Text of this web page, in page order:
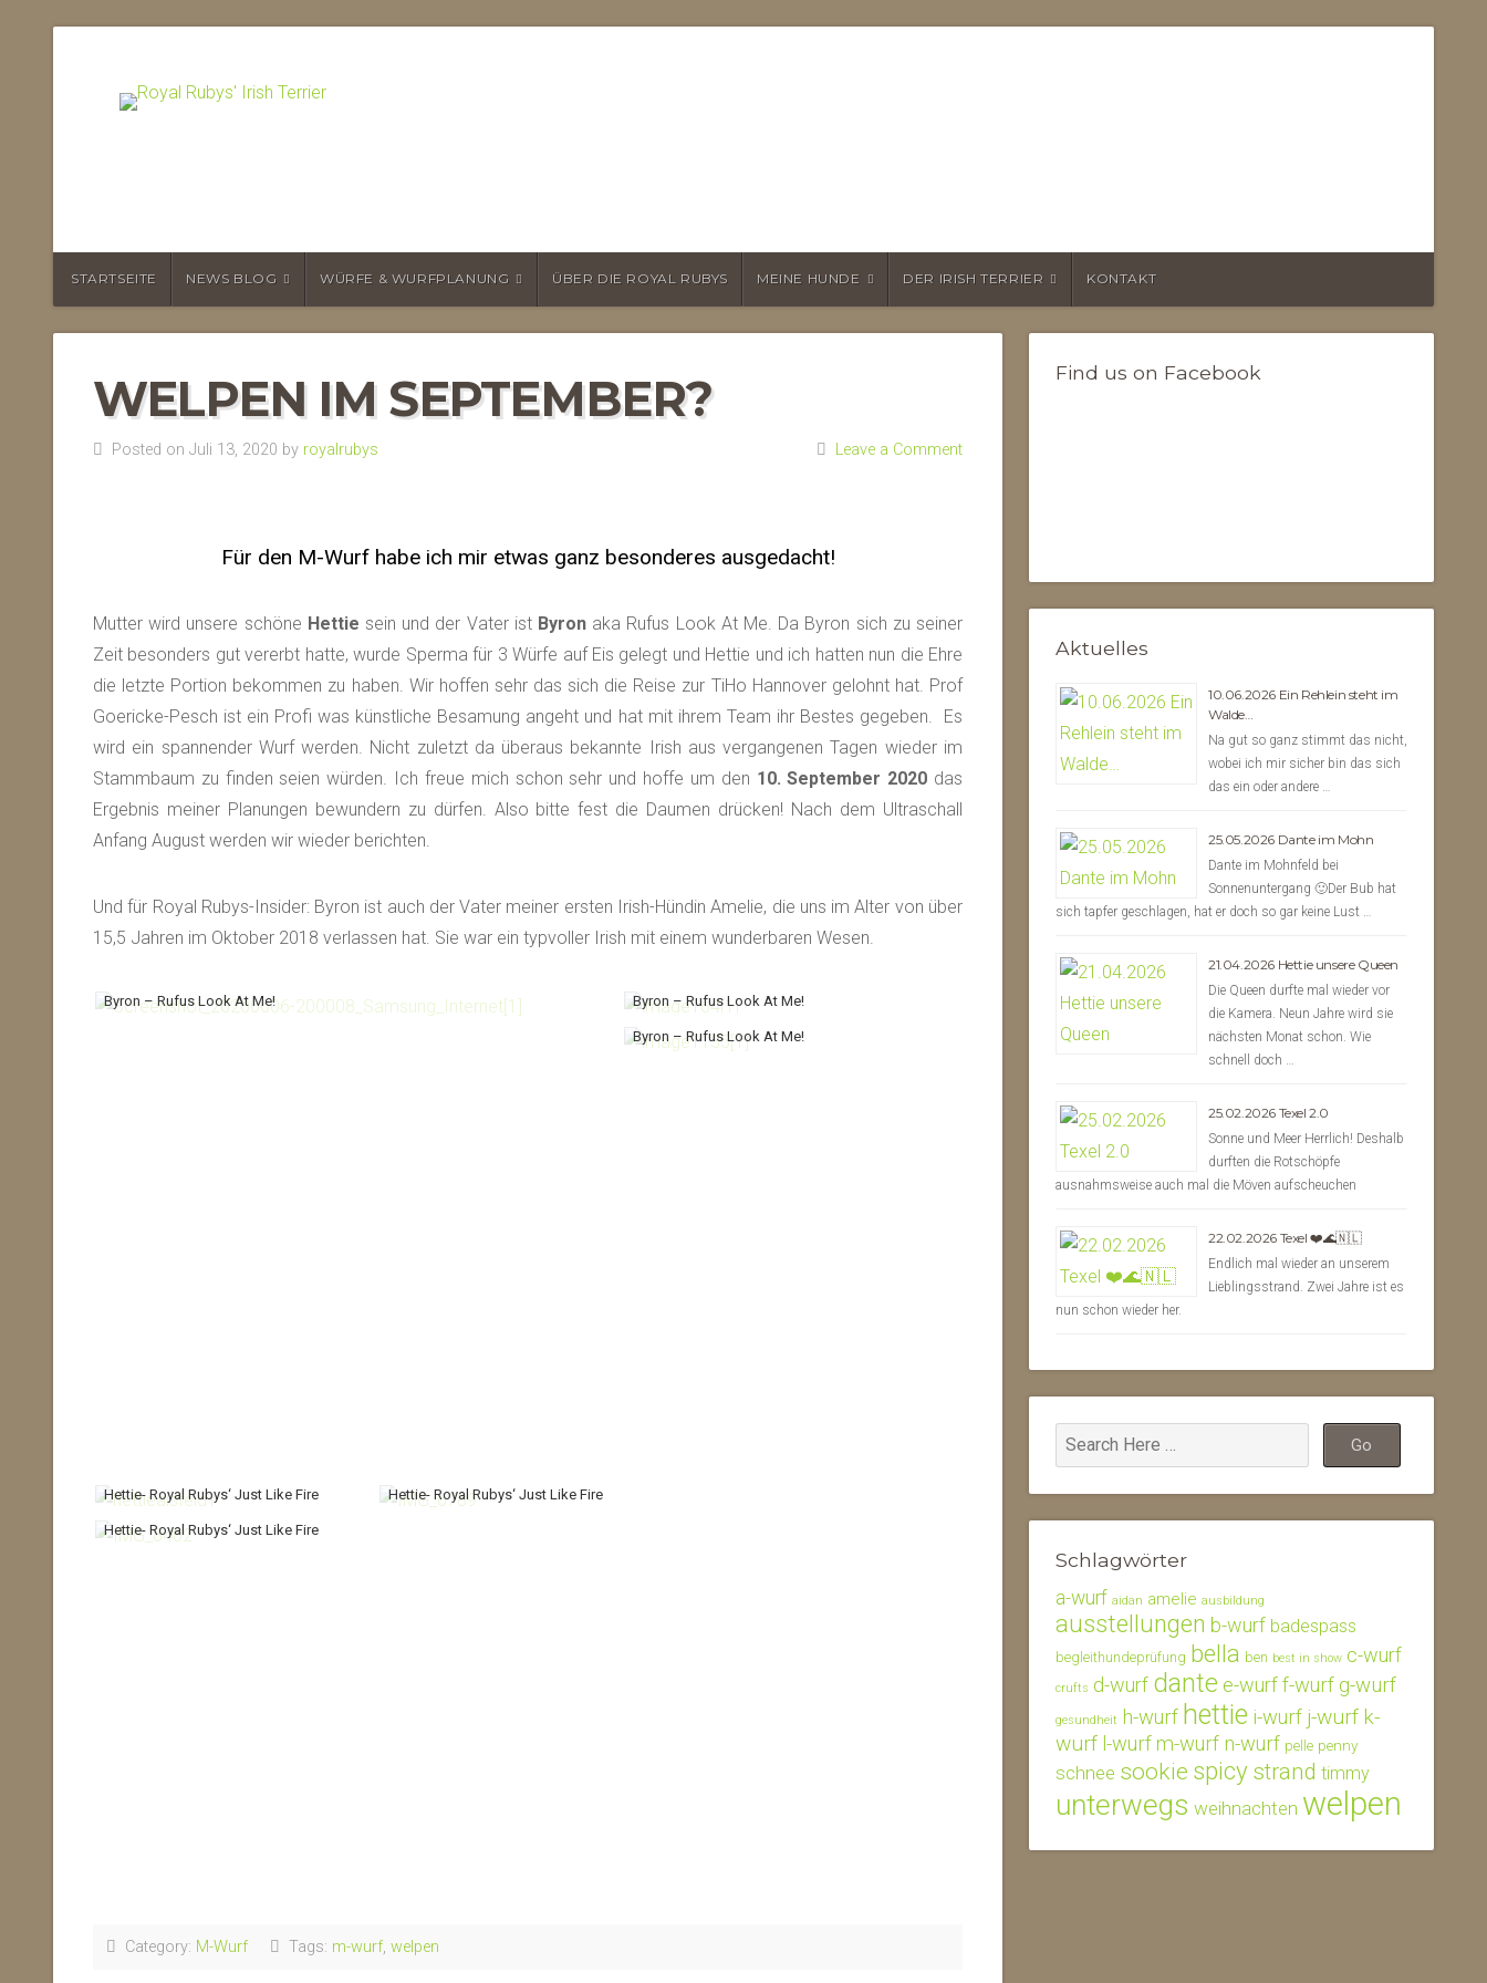
STARTSEITE NEWS BLOG WÜRFE & WURFPLANUNG ÜBER DIE ROYAL RUBYS MEINE HUNDE DER IRISH TERRIER KONTAKT
WELPEN IM SEPTEMBER?
Posted on Juli 13, 2020 by royalrubys Leave a Comment
Für den M-Wurf habe ich mir etwas ganz besonderes ausgedacht!
Mutter wird unsere schöne Hettie sein und der Vater ist Byron aka Rufus Look At Me. Da Byron sich zu seiner
Zeit besonders gut vererbt hatte, wurde Sperma für 3 Würfe auf Eis gelegt und Hettie und ich hatten nun die Ehre
die letzte Portion bekommen zu haben. Wir hoffen sehr das sich die Reise zur TiHo Hannover gelohnt hat. Prof
Goericke-Pesch ist ein Profi was künstliche Besamung angeht und hat mit ihrem Team ihr Bestes gegeben. Es
wird ein spannender Wurf werden. Nicht zuletzt da überaus bekannte Irish aus vergangenen Tagen wieder im
Stammbaum zu finden seien würden. Ich freue mich schon sehr und hoffe um den 10. September 2020 das
Ergebnis meiner Planungen bewundern zu dürfen. Also bitte fest die Daumen drücken! Nach dem Ultraschall
Anfang August werden wir wieder berichten.
Und für Royal Rubys-Insider: Byron ist auch der Vater meiner ersten Irish-Hündin Amelie, die uns im Alter von über
15,5 Jahren im Oktober 2018 verlassen hat. Sie war ein typvoller Irish mit einem wunderbaren Wesen.
Byron – Rufus Look At Me! Byron – Rufus Look At Me!
Byron – Rufus Look At Me!
Hettie- Royal Rubys‘ Just Like Fire
Hettie- Royal Rubys‘ Just Like Fire
Hettie- Royal Rubys‘ Just Like Fire
Category: M-Wurf Tags: m-wurf, welpen
Find us on Facebook
Aktuelles
10.06.2026 Ein Rehlein steht im
Walde…
Na gut so ganz stimmt das nicht,
wobei ich mir sicher bin das sich
das ein oder andere …
25.05.2026 Dante im Mohn
Dante im Mohnfeld bei
Sonnenuntergang 🙂Der Bub hat
sich tapfer geschlagen, hat er doch so gar keine Lust …
21.04.2026 Hettie unsere Queen
Die Queen durfte mal wieder vor
die Kamera. Neun Jahre wird sie
nächsten Monat schon. Wie
schnell doch …
25.02.2026 Texel 2.0
Sonne und Meer Herrlich! Deshalb
durften die Rotschöpfe
ausnahmsweise auch mal die Möven aufscheuchen
22.02.2026 Texel ❤️🌊🇳🇱
Endlich mal wieder an unserem
Lieblingsstrand. Zwei Jahre ist es
nun schon wieder her.
Schlagwörter
a-wurf aidan amelie ausbildung
ausstellungen b-wurf badespass
begleithundeprüfung bella ben best in show c-wurf
crufts d-wurf dante e-wurff-wurf g-wurf
gesundheit h-wurf hettie i-wurf j-wurf k-
wurf l-wurfm-wurf n-wurf pelle penny
schnee sookie spicy strand timmy
unterwegs weihnachten welpen